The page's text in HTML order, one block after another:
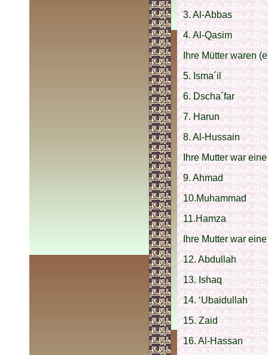
3. Al-Abbas
4. Al-Qasim
Ihre Mütter waren
5. Isma´il
6. Dscha´far
7. Harun
8. Al-Hussain
Ihre Mutter war
9. Ahmad
10.Muhammad
11.Hamza
Ihre Mutter war
12. Abdullah
13. Ishaq
14. ‘Ubaidullah
15. Zaid
16. Al-Hassan